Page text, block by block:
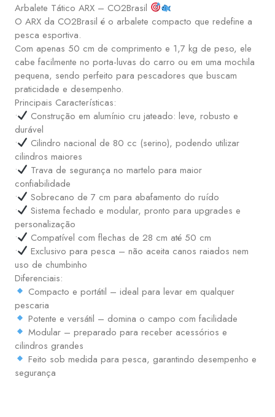
Arbalete Tático ARX – CO2Brasil
O ARX da CO2Brasil é o arbalete compacto que redefine a
pesca esportiva.
Com apenas 50 cm de comprimento e 1,7 kg de peso, ele
cabe facilmente no porta-luvas do carro ou em uma mochila
pequena, sendo perfeito para pescadores que buscam
praticidade e desempenho.
Principais Características:
•
Construção em alumínio cru jateado: leve, robusto e
durável
•
Cilindro nacional de 80 cc (serino), podendo utilizar
cilindros maiores
•
Trava de segurança no martelo para maior
confiabilidade
•
Sobrecano de 7 cm para abafamento do ruído
•
Sistema fechado e modular, pronto para upgrades e
personalização
•
Compatível com flechas de 28 cm até 50 cm
•
Exclusivo para pesca – não aceita canos raiados nem
uso de chumbinho
Diferenciais:
Compacto e portátil – ideal para levar em qualquer
pescaria
Potente e versátil – domina o campo com facilidade
Modular – preparado para receber acessórios e
cilindros grandes
Feito sob medida para pesca, garantindo desempenho e
segurança